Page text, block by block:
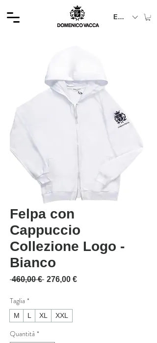
EUR (€)
Felpa con
Cappuccio
Collezione Logo -
Bianco
460,00 € Prezzo regolare
276,00 €Prezzo scontato
Taglia *
M L XL XXL
Quantità *